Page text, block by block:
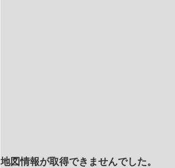
地図情報が取得できませんでした。